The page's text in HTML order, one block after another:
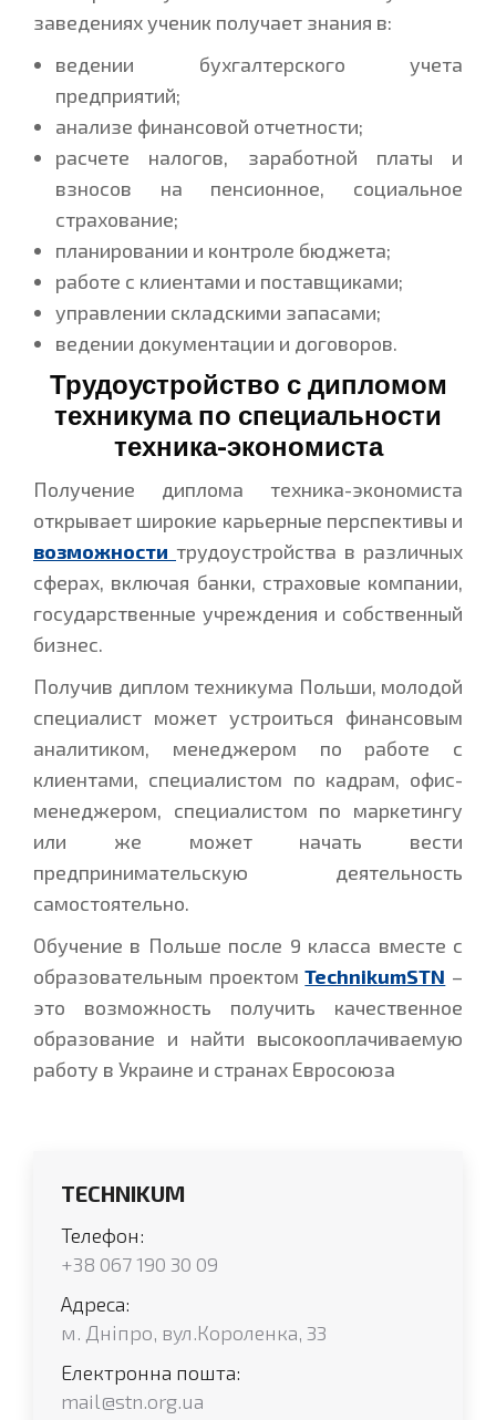
заведениях ученик получает знания в:
ведении бухгалтерского учета
предприятий;
анализе финансовой отчетности;
расчете налогов, заработной платы и
взносов на пенсионное, социальное
страхование;
планировании и контроле бюджета;
работе с клиентами и поставщиками;
управлении складскими запасами;
ведении документации и договоров.
Трудоустройство с дипломом
техникума по специальности
техника-экономиста
Получение диплома техника-экономиста
открывает широкие карьерные перспективы и
возможности трудоустройства в различных
сферах, включая банки, страховые компании,
государственные учреждения и собственный
бизнес.
Получив диплом техникума Польши, молодой
специалист может устроиться финансовым
аналитиком, менеджером по работе с
клиентами, специалистом по кадрам, офис-
менеджером, специалистом по маркетингу
или же может начать вести
предпринимательскую деятельность
самостоятельно.
Обучение в Польше после 9 класса вместе с
образовательным проектомTechnikumSTN –
это возможность получить качественное
образование и найти высокооплачиваемую
работу в Украине и странах Евросоюза
TECHNIKUM
Телефон:
+38 067 190 30 09
Адреса:
м. Дніпро, вул.Короленка, 33
Електронна пошта:
mail@stn.org.ua